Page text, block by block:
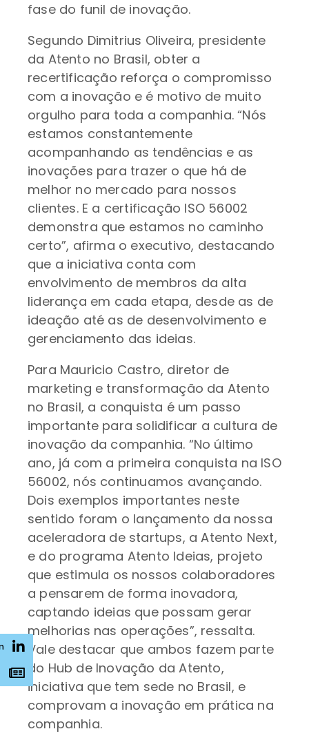
fase do funil de inovação.
Segundo Dimitrius Oliveira, presidente
da Atento no Brasil, obter a
recertificação reforça o compromisso
com a inovação e é motivo de muito
orgulho para toda a companhia. “Nós
estamos constantemente
acompanhando as tendências e as
inovações para trazer o que há de
melhor no mercado para nossos
clientes. E a certificação ISO 56002
demonstra que estamos no caminho
certo”, afirma o executivo, destacando
que a iniciativa conta com
envolvimento de membros da alta
liderança em cada etapa, desde as de
ideação até as de desenvolvimento e
gerenciamento das ideias.
Para Mauricio Castro, diretor de
marketing e transformação da Atento
no Brasil, a conquista é um passo
importante para solidificar a cultura de
inovação da companhia. “No último
ano, já com a primeira conquista na ISO
56002, nós continuamos avançando.
Dois exemplos importantes neste
sentido foram o lançamento da nossa
aceleradora de startups, a Atento Next,
e do programa Atento Ideias, projeto
que estimula os nossos colaboradores
a pensarem de forma inovadora,
captando ideias que possam gerar
melhorias nas operações”, ressalta.
Vale destacar que ambos fazem parte
do Hub de Inovação da Atento,
iniciativa que tem sede no Brasil, e
comprovam a inovação em prática na
companhia.